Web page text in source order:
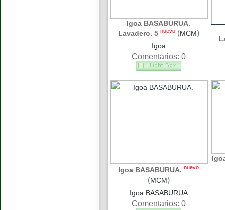
Igoa BASABURUA.
Lavadero. 5 nuevo (MCM)
Igoa
Comentarios: 0
Igoa BASABURUA. nuevo
(MCM)
Igoa BASABURUA
Comentarios: 0